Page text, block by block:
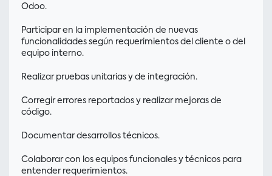
Odoo.
Participar en la implementación de nuevas
funcionalidades según requerimientos del cliente o del
equipo interno.
Realizar pruebas unitarias y de integración.
Corregir errores reportados y realizar mejoras de
código.
Documentar desarrollos técnicos.
Colaborar con los equipos funcionales y técnicos para
entender requerimientos.